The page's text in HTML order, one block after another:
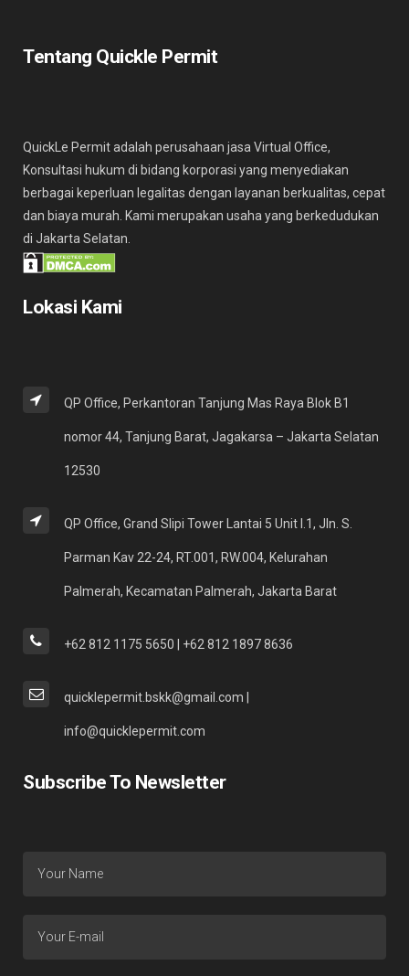
Tentang Quickle Permit
QuickLe Permit adalah perusahaan jasa Virtual Office,
Konsultasi hukum di bidang korporasi yang menyediakan
berbagai keperluan legalitas dengan layanan berkualitas, cepat
dan biaya murah. Kami merupakan usaha yang berkedudukan
di Jakarta Selatan.
Lokasi Kami
QP Office, Perkantoran Tanjung Mas Raya Blok B1
nomor 44, Tanjung Barat, Jagakarsa – Jakarta Selatan
12530
QP Office, Grand Slipi Tower Lantai 5 Unit I.1, Jln. S.
Parman Kav 22-24, RT.001, RW.004, Kelurahan
Palmerah, Kecamatan Palmerah, Jakarta Barat
+62 812 1175 5650 | +62 812 1897 8636
quicklepermit.bskk@gmail.com |
info@quicklepermit.com
Subscribe To Newsletter